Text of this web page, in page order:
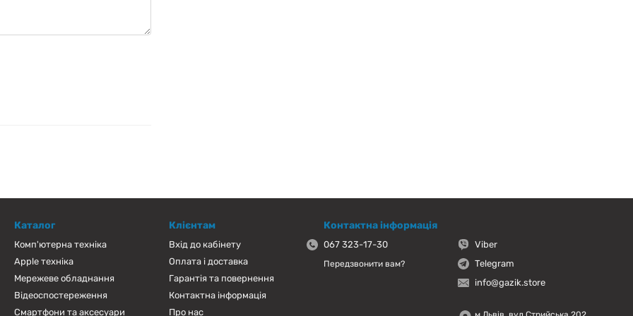
Каталог
Комп'ютерна техніка
Apple техніка
Мережеве обладнання
Відеоспостереження
Смартфони та аксесуари
Клієнтам
Вхід до кабінету
Оплата і доставка
Гарантія та повернення
Контактна інформація
Про нас
Контактна інформація
067 323-17-30
Передзвонити вам?
Viber
Telegram
info@gazik.store